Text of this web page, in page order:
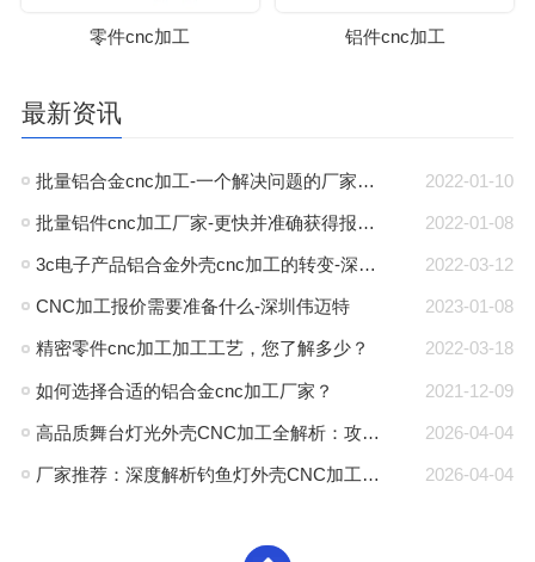
零件cnc加工 铝件cnc加工
最新资讯
2022-01-10
批量铝合金cnc加工-一个解决问题的厂家-深圳伟迈特
2022-01-08
批量铝件cnc加工厂家-更快并准确获得报价-深圳伟迈特
2022-03-12
3c电子产品铝合金外壳cnc加工的转变-深圳伟迈特
2023-01-08
CNC加工报价需要准备什么-深圳伟迈特
2022-03-18
精密零件cnc加工加工工艺，您了解多少？
2021-12-09
如何选择合适的铝合金cnc加工厂家？
2026-04-04
高品质舞台灯光外壳CNC加工全解析：攻克散热与精度难题的厂家推荐
2026-04-04
厂家推荐：深度解析钓鱼灯外壳CNC加工的高精度工艺与耐腐蚀方案